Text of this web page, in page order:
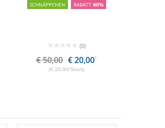
SCHNÄPPCHEN RABATT 60%
(0)
€ 50,00 € 20,001
(€ 20,00/Stück)